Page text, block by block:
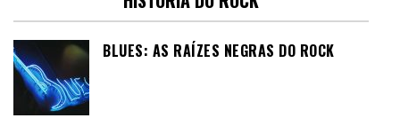
BLUES: AS RAÍZES NEGRAS DO ROCK